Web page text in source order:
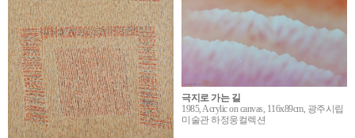
극지로 가는 길
1985, Acrylic on canvas, 116x89cm, 광주시립
미술관 하정웅컬렉션